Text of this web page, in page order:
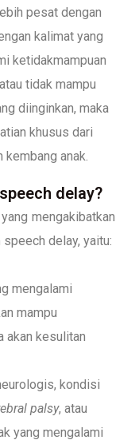
pesat dengan
kalimat yang
ketidakmampuan
tidak mampu
diinginkan, maka
khusus dari
kembang anak.
delay?
mengakibatkan
delay, yaitu:
mengalami
mampu
akan kesulitan
kondisi
palsy, atau
yang mengalami